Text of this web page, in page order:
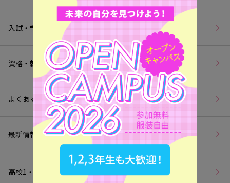
入試・学費
資格・就職
よくあるご質問
最新情報
高校1・2年生の皆様へ